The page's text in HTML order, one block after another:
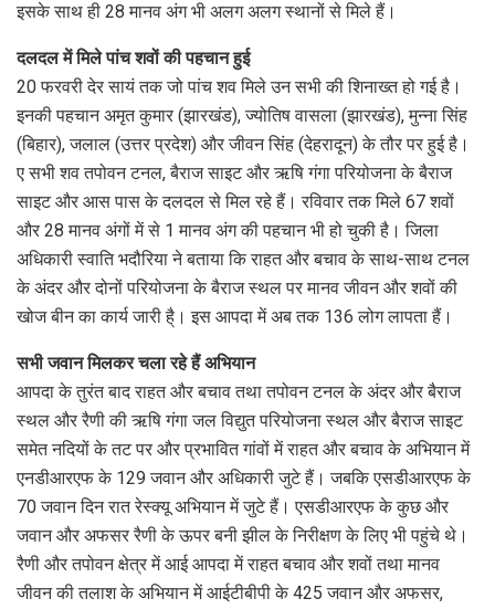
इसके साथ ही 28 मानव अंग भी अलग अलग स्थानों से मिले हैं।
दलदल में मिले पांच शवों की पहचान हुई
20 फरवरी देर सायं तक जो पांच शव मिले उन सभी की शिनाख्त हो गई है।
इनकी पहचान अमृत कुमार (झारखंड), ज्योतिष वासला (झारखंड), मुन्ना सिंह
(बिहार), जलाल (उत्तर प्रदेश) और जीवन सिंह (देहरादून) के तौर पर हुई है।
ए सभी शव तपोवन टनल, बैराज साइट और ऋषि गंगा परियोजना के बैराज
साइट और आस पास के दलदल से मिल रहे हैं। रविवार तक मिले 67 शवों
और 28 मानव अंगों में से 1 मानव अंग की पहचान भी हो चुकी है। जिला
अधिकारी स्वाति भदौरिया ने बताया कि राहत और बचाव के साथ-साथ टनल
के अंदर और दोनों परियोजना के बैराज स्थल पर मानव जीवन और शवों की
खोज बीन का कार्य जारी है्। इस आपदा में अब तक 136 लोग लापता हैं।
सभी जवान मिलकर चला रहे हैं अभियान
आपदा के तुरंत बाद राहत और बचाव तथा तपोवन टनल के अंदर और बैराज
स्थल और रैणी की ऋषि गंगा जल विद्युत परियोजना स्थल और बैराज साइट
समेत नदियों के तट पर और प्रभावित गांवों में राहत और बचाव के अभियान में
एनडीआरएफ के 129 जवान और अधिकारी जुटे हैं। जबकि एसडीआरएफ के
70 जवान दिन रात रेस्क्यू अभियान में जुटे हैं। एसडीआरएफ के कुछ और
जवान और अफसर रैणी के ऊपर बनी झील के निरीक्षण के लिए भी पहुंचे थे।
रैणी और तपोवन क्षेत्र में आई आपदा में राहत बचाव और शवों तथा मानव
जीवन की तलाश के अभियान में आईटीबीपी के 425 जवान और अफसर,